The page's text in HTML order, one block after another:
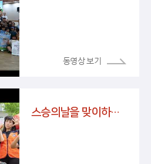
스승의날을 맞이하여 주일학교 선생님들께(마태오회 아빠들)